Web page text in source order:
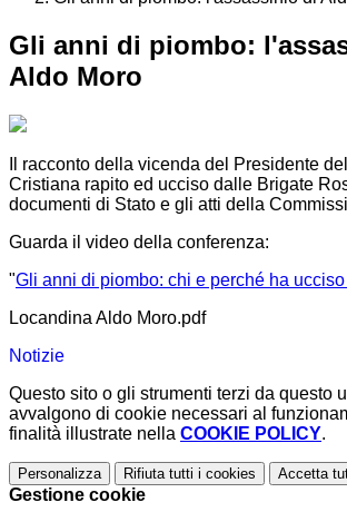
Gli anni di piombo:
Aldo Moro
Il racconto della vicenda del Presidente
Cristiana rapito ed ucciso dalle Brigate
documenti di Stato e gli atti della
Guarda il video della conferenza:
"Gli anni di piombo: chi e perché ha
Locandina Aldo Moro.pdf
Notizie
Questo sito o gli strumenti terzi da questo
avvalgono di cookie necessari al
finalità illustrate nella COOKIE POLICY.
Personalizza Rifiuta tutti i cookies Accetta
Gestione cookie